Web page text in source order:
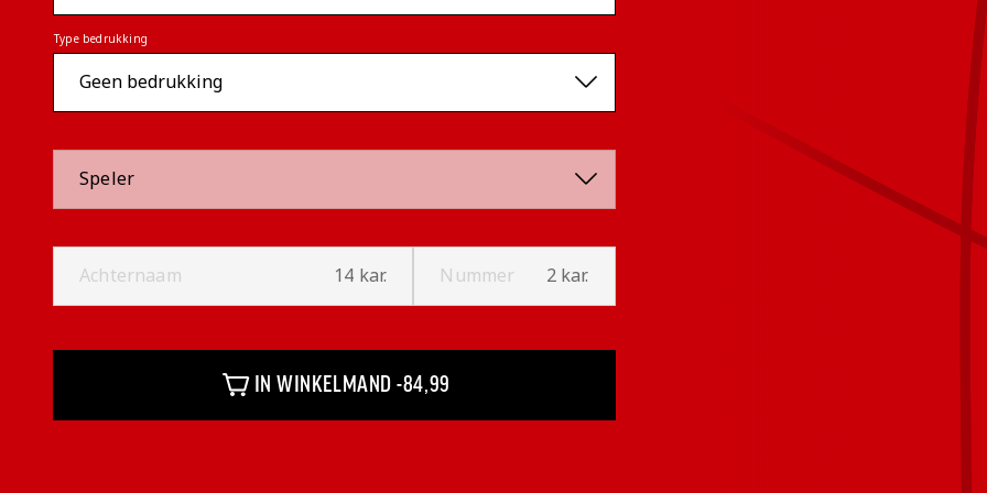
Type bedrukking
Speler
14 kar.
Achternaam 2 kar.
Nummer
IN WINKELMAND -84,99